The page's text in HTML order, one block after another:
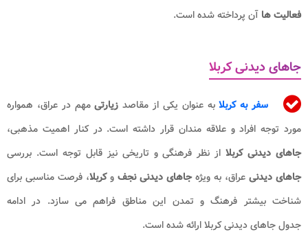
فعالیت ها آن پرداخته شده است.
جاهای دیدنی کربلا
سفر به کربلا به عنوان یکی از مقاصد زیارتیمهم در عراق، همواره
مورد توجه افراد و علاقه مندان قرار داشته است. در کنار اهمیت مذهبی،
جاهای دیدنی کربلا از نظر فرهنگی و تاریخی نیز قابل توجه است. بررسی
جاهای دیدنی عراق، به ویژهجاهای دیدنی نجف وکربلا، فرصت مناسبی برای
شناخت بیشتر فرهنگ و تمدن این مناطق فراهم می سازد. در ادامه
جدولجاهای دیدنی کربلا ارائه شده است.